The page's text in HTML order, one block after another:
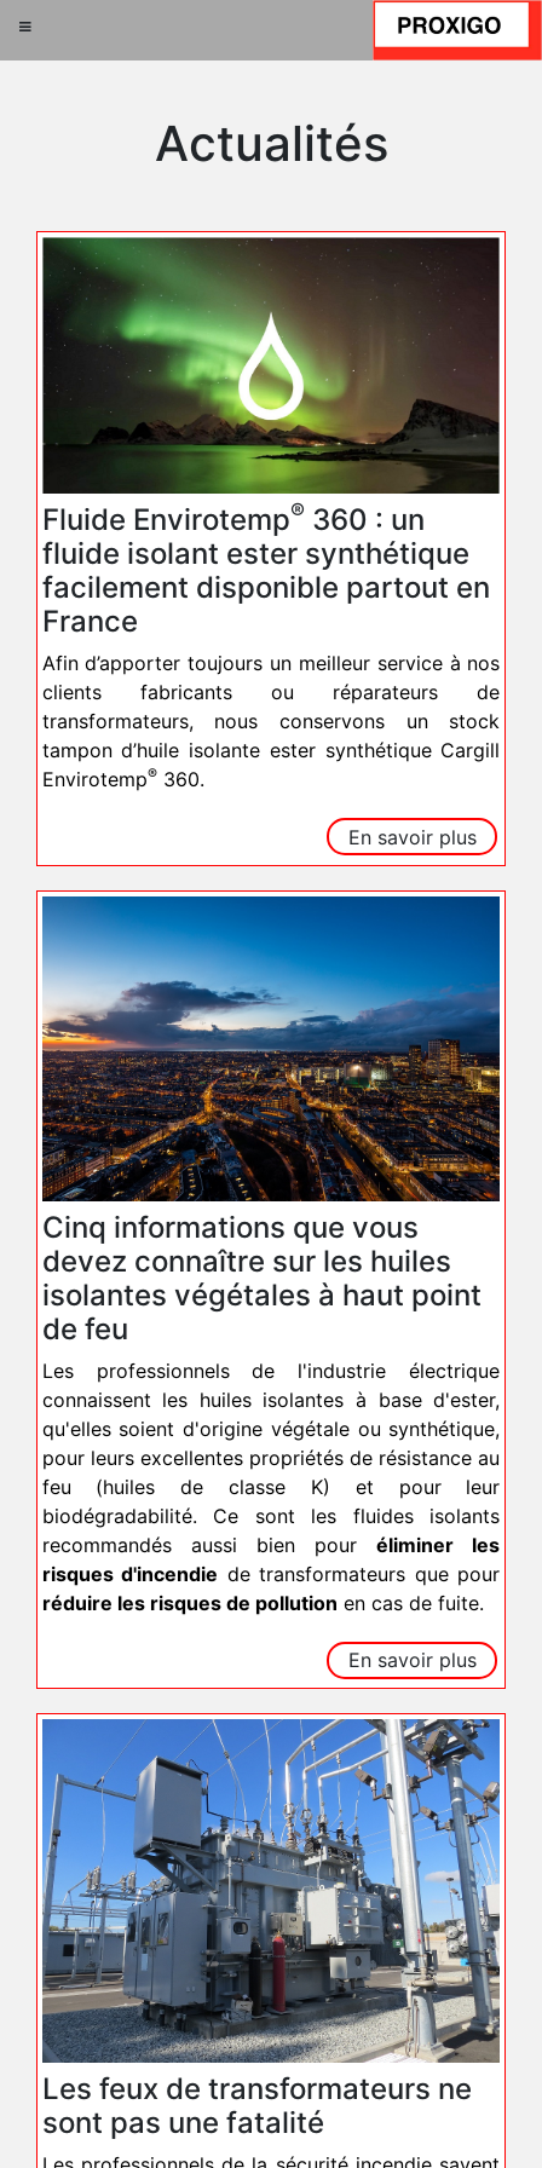
Actualités
Fluide Envirotemp® 360 : un
fluide isolant ester synthétique
facilement disponible partout en
France
Afin d’apporter toujours un meilleur service à nos
clients fabricants ou réparateurs de
transformateurs, nous conservons un stock
tampon d’huile isolante ester synthétique Cargill
Envirotemp®360.
En savoir plus
Cinq informations que vous
devez connaître sur les huiles
isolantes végétales à haut point
de feu
Les professionnels de l'industrie électrique
connaissent les huiles isolantes à base d'ester,
qu'elles soient d'origine végétale ou synthétique,
pour leurs excellentes propriétés de résistance au
feu (huiles de classe K) et pour leur
biodégradabilité. Ce sont les fluides isolants
recommandés aussi bien pouréliminer les
risques d'incendie de transformateurs que pour
réduire les risques de pollution en cas de fuite.
En savoir plus
Les feux de transformateurs ne
sont pas une fatalité